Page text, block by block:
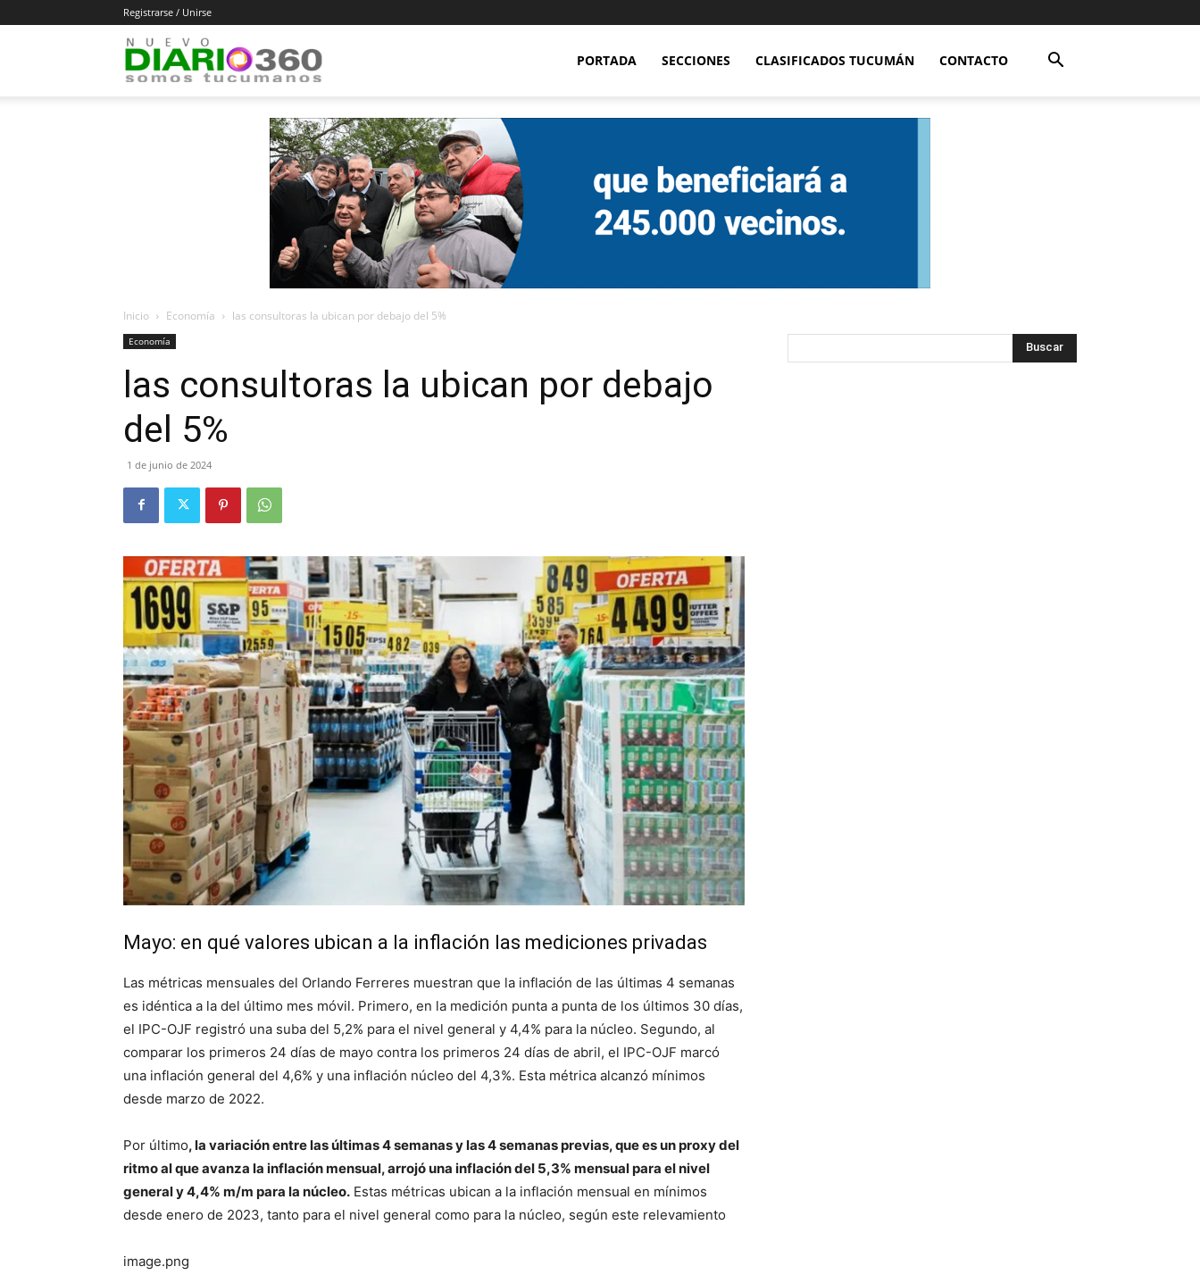
Registrarse / Unirse
Diario
360
PORTADA SECCIONES CLASIFICADOS TUCUMÁN CONTACTO
Inicio Economía las consultoras la ubican por debajo del 5%
Economía
las consultoras la ubican por debajo
del 5%
1 de junio de 2024
Mayo: en qué valores ubican a la inflación las mediciones privadas
Las métricas mensuales del Orlando Ferreres muestran que la inflación de las últimas 4 semanas
es idéntica a la del último mes móvil. Primero, en la medición punta a punta de los últimos 30 días,
el IPC-OJF registró una suba del 5,2% para el nivel general y 4,4% para la núcleo. Segundo, al
comparar los primeros 24 días de mayo contra los primeros 24 días de abril, el IPC-OJF marcó
una inflación general del 4,6% y una inflación núcleo del 4,3%. Esta métrica alcanzó mínimos
desde marzo de 2022.
Por último, la variación entre las últimas 4 semanas y las 4 semanas previas, que es un proxy del
ritmo al que avanza la inflación mensual, arrojó una inflación del 5,3% mensual para el nivel
general y 4,4% m/m para la núcleo. Estas métricas ubican a la inflación mensual en mínimos
desde enero de 2023, tanto para el nivel general como para la núcleo, según este relevamiento
image.png